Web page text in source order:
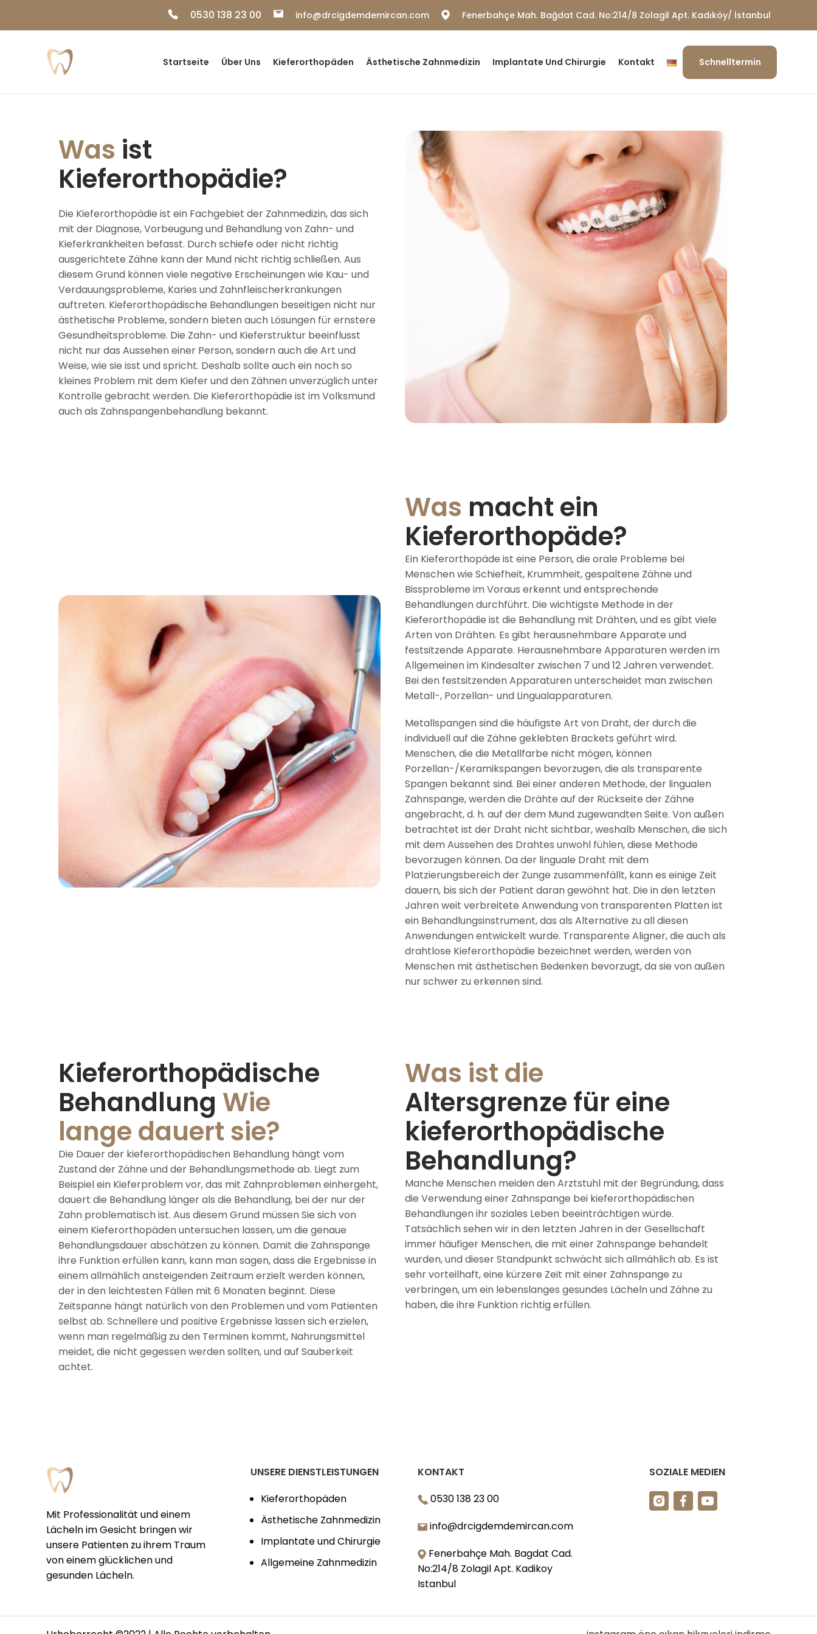
0530 138 23 00 info@drcigdemdemircan.com Fenerbahçe Mah. Bağdat Cad. No:214/8 Zolagil Apt. Kadıköy/ İstanbul
Startseite Über Uns Kieferorthopäden Ästhetische Zahnmedizin Implantate Und Chirurgie Kontakt Schnelltermin
Was ist
Kieferorthopädie?
Die Kieferorthopädie ist ein Fachgebiet der Zahnmedizin, das sich
mit der Diagnose, Vorbeugung und Behandlung von Zahn- und
Kieferkrankheiten befasst. Durch schiefe oder nicht richtig
ausgerichtete Zähne kann der Mund nicht richtig schließen. Aus
diesem Grund können viele negative Erscheinungen wie Kau- und
Verdauungsprobleme, Karies und Zahnfleischerkrankungen
auftreten. Kieferorthopädische Behandlungen beseitigen nicht nur
ästhetische Probleme, sondern bieten auch Lösungen für ernstere
Gesundheitsprobleme. Die Zahn- und Kieferstruktur beeinflusst
nicht nur das Aussehen einer Person, sondern auch die Art und
Weise, wie sie isst und spricht. Deshalb sollte auch ein noch so
kleines Problem mit dem Kiefer und den Zähnen unverzüglich unter
Kontrolle gebracht werden. Die Kieferorthopädie ist im Volksmund
auch als Zahnspangenbehandlung bekannt.
Was macht ein
Kieferorthopäde?
Ein Kieferorthopäde ist eine Person, die orale Probleme bei
Menschen wie Schiefheit, Krummheit, gespaltene Zähne und
Bissprobleme im Voraus erkennt und entsprechende
Behandlungen durchführt. Die wichtigste Methode in der
Kieferorthopädie ist die Behandlung mit Drähten, und es gibt viele
Arten von Drähten. Es gibt herausnehmbare Apparate und
festsitzende Apparate. Herausnehmbare Apparaturen werden im
Allgemeinen im Kindesalter zwischen 7 und 12 Jahren verwendet.
Bei den festsitzenden Apparaturen unterscheidet man zwischen
Metall-, Porzellan- und Lingualapparaturen.
Metallspangen sind die häufigste Art von Draht, der durch die
individuell auf die Zähne geklebten Brackets geführt wird.
Menschen, die die Metallfarbe nicht mögen, können
Porzellan-/Keramikspangen bevorzugen, die als transparente
Spangen bekannt sind. Bei einer anderen Methode, der lingualen
Zahnspange, werden die Drähte auf der Rückseite der Zähne
angebracht, d. h. auf der dem Mund zugewandten Seite. Von außen
betrachtet ist der Draht nicht sichtbar, weshalb Menschen, die sich
mit dem Aussehen des Drahtes unwohl fühlen, diese Methode
bevorzugen können. Da der linguale Draht mit dem
Platzierungsbereich der Zunge zusammenfällt, kann es einige Zeit
dauern, bis sich der Patient daran gewöhnt hat. Die in den letzten
Jahren weit verbreitete Anwendung von transparenten Platten ist
ein Behandlungsinstrument, das als Alternative zu all diesen
Anwendungen entwickelt wurde. Transparente Aligner, die auch als
drahtlose Kieferorthopädie bezeichnet werden, werden von
Menschen mit ästhetischen Bedenken bevorzugt, da sie von außen
nur schwer zu erkennen sind.
Kieferorthopädische
Behandlung Wie
lange dauert sie?
Die Dauer der kieferorthopädischen Behandlung hängt vom
Zustand der Zähne und der Behandlungsmethode ab. Liegt zum
Beispiel ein Kieferproblem vor, das mit Zahnproblemen einhergeht,
dauert die Behandlung länger als die Behandlung, bei der nur der
Zahn problematisch ist. Aus diesem Grund müssen Sie sich von
einem Kieferorthopäden untersuchen lassen, um die genaue
Behandlungsdauer abschätzen zu können. Damit die Zahnspange
ihre Funktion erfüllen kann, kann man sagen, dass die Ergebnisse in
einem allmählich ansteigenden Zeitraum erzielt werden können,
der in den leichtesten Fällen mit 6 Monaten beginnt. Diese
Zeitspanne hängt natürlich von den Problemen und vom Patienten
selbst ab. Schnellere und positive Ergebnisse lassen sich erzielen,
wenn man regelmäßig zu den Terminen kommt, Nahrungsmittel
meidet, die nicht gegessen werden sollten, und auf Sauberkeit
achtet.
Was ist die
Altersgrenze für eine
kieferorthopädische
Behandlung?
Manche Menschen meiden den Arztstuhl mit der Begründung, dass
die Verwendung einer Zahnspange bei kieferorthopädischen
Behandlungen ihr soziales Leben beeinträchtigen würde.
Tatsächlich sehen wir in den letzten Jahren in der Gesellschaft
immer häufiger Menschen, die mit einer Zahnspange behandelt
wurden, und dieser Standpunkt schwächt sich allmählich ab. Es ist
sehr vorteilhaft, eine kürzere Zeit mit einer Zahnspange zu
verbringen, um ein lebenslanges gesundes Lächeln und Zähne zu
haben, die ihre Funktion richtig erfüllen.
Mit Professionalität und einem
Lächeln im Gesicht bringen wir
unsere Patienten zu ihrem Traum
von einem glücklichen und
gesunden Lächeln.
UNSERE DIENSTLEISTUNGEN
Kieferorthopäden
Ästhetische Zahnmedizin
Implantate und Chirurgie
Allgemeine Zahnmedizin
KONTAKT
0530 138 23 00
info@drcigdemdemircan.com
Fenerbahçe Mah. Bagdat Cad.
No:214/8 Zolagil Apt. Kadikoy
Istanbul
SOZIALE MEDIEN